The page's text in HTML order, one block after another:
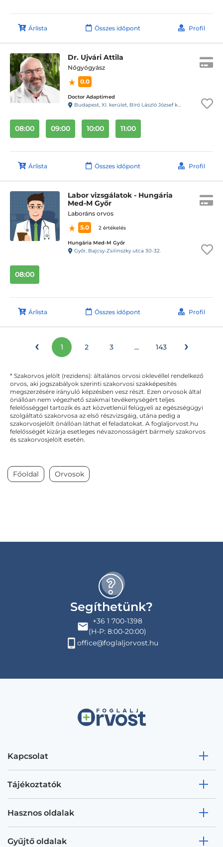
Árlista Összes időpont Profil
Dr. Ujvári Attila
Nőgyógyász
0.0
Doctor Adaptimed
Budapest, XI. kerület, Bíró László József körút 15. A épület F lépcsőház Fsz. 1. ajtó
08:00 09:00 10:00 11:00
Árlista Összes időpont Profil
Labor vizsgálatok - Hungária
Med-M Győr
Laboráns orvos
5.0
2 értékelés
Hungária Med-M Győr
Győr, Bajcsy-Zsilinszky utca 30-32.
08:00
Árlista Összes időpont Profil
‹ 1 2 3 ... 143 ›
* Szakorvos jelölt (rezidens): általános orvosi oklevéllel rendelkező
orvos, aki jogszabályok szerinti szakorvosi szakképesítés
megszerzésére irányuló képzésben vesz részt. Ezen orvosok által
önállóan nem végezhető szakmai tevékenységért teljes
felelősséggel tartozik és azt közvetlenül felügyeli az egészségügyi
szolgáltató szakorvosa az első részvizsgáig, utána pedig a
szakorvosjelölt önállóan láthat el feladatokat. A foglaljorvost.hu
felelősségét kizárja esetleges névazonosságért bármely szakorvos
és szakorvosjelölt esetén.
Főoldal Orvosok
Segíthetünk?
+36 1 700-1398
(H-P: 8:00-20:00)
office@foglaljorvost.hu
Kapcsolat
Tájékoztatók
Hasznos oldalak
Gyűjtő oldalak